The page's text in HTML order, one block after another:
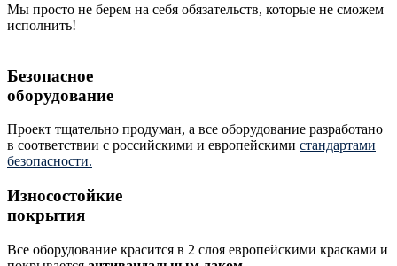
Мы просто не берем на себя обязательств, которые не сможем
исполнить!
Безопасное
оборудование
Проект тщательно продуман, а все оборудование разработано
в соответствии с российскими и европейскими стандартами
безопасности.
Износостойкие
покрытия
Все оборудование красится в 2 слоя европейскими красками и